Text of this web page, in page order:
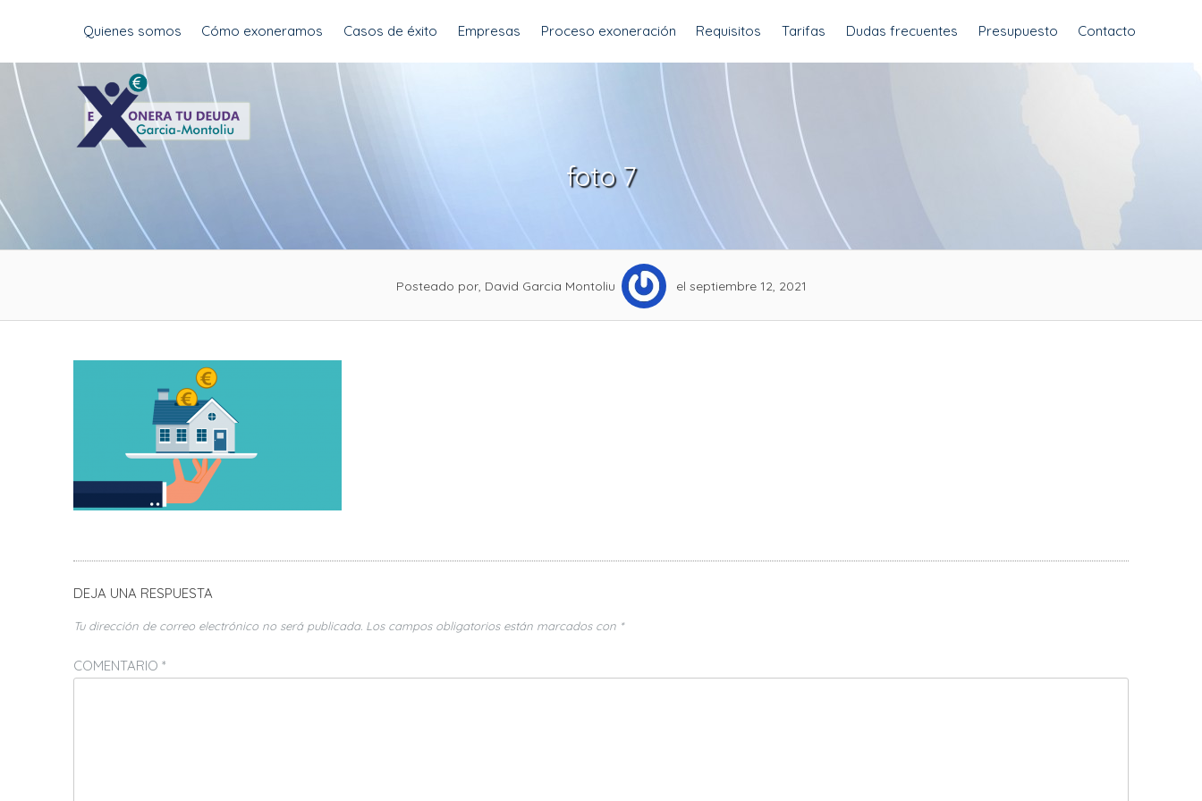
content
foto 7
Posteado por, David Garcia Montoliu el septiembre 12, 2021
DEJA UNA RESPUESTA
Tu dirección de correo electrónico no será publicada. Los campos obligatorios están marcados con *
COMENTARIO *
Quienes somos Cómo exoneramos Casos de éxito Empresas Proceso exoneración Requisitos Tarifas Dudas frecuentes Presupuesto Contacto